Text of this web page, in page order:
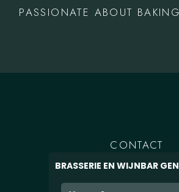
BRASSERIE EN WIJNBAR
PASSIONATE ABOUT BAKING
CONTACT